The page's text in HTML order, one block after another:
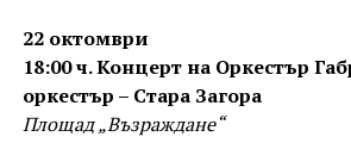
22 октомври
18:00 ч. Концерт на Оркестър
оркестър – Стара Загора
Площад „Възраждане“